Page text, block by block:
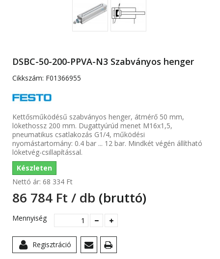
DSBC-50-200-PPVA-N3 Szabványos henger
Cikkszám: F01366955
Kettősműködésű szabványos henger, átmérő 50 mm,
lökethossz 200 mm. Dugattyúrúd menet M16x1,5,
pneumatikus csatlakozás G1/4, működési
nyomástartomány: 0.4 bar ... 12 bar. Mindkét végén állítható
löketvég-csillapítással.
Készleten
Nettó ár: 68 334 Ft‎
86 784 Ft‎ / db (bruttó)
Mennyiség
Regisztráció